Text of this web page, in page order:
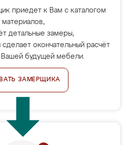
приедет к Вам с каталогом
материалов,
детальные замеры,
окончательный расчёт
Вашей будущей мебели.
ЗАМЕРЩИКА